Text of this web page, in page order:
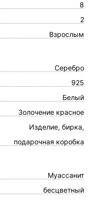
8
2
Взрослым
Серебро
925
Белый
Золочение красное
Изделие, бирка,
подарочная коробка
Муассанит
бесцветный